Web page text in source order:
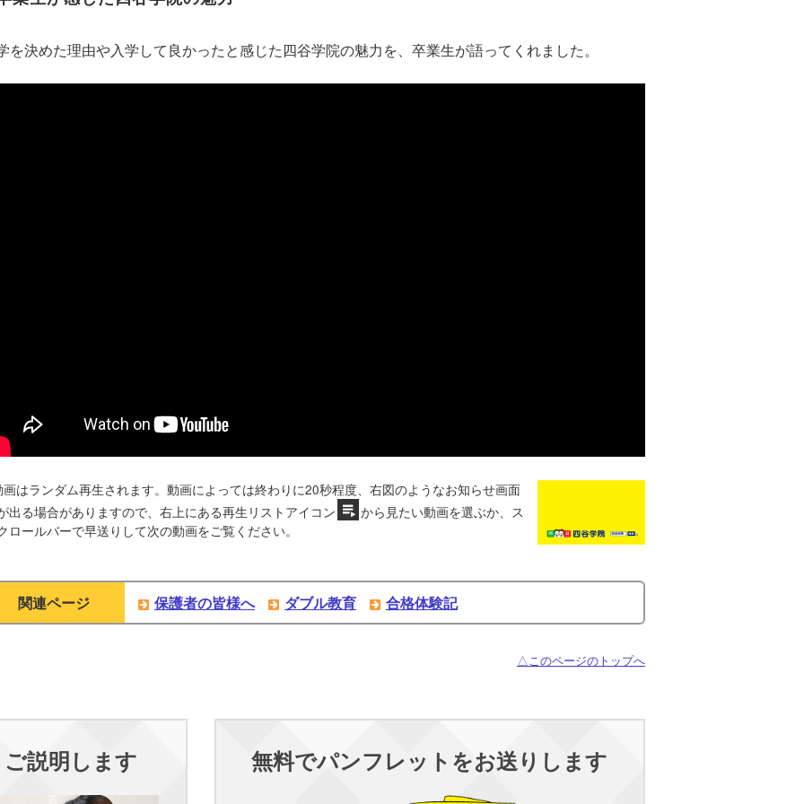
を決めた理由や入学して良かったと感じた四谷学院の魅力を、卒業生が語ってくれました。
画はランダム再生されます。動画によっては終わりに20秒程度、右図のようなお知らせ画面
出る場合がありますので、右上にある再生リストアイコン
から見たい動画を選ぶか、ス
ロールバーで早送りして次の動画をご覧ください。
関連ページ 保護者の皆様へ ダブル教育 合格体験記
△このページのトップへ
説明します 無料でパンフレットをお送りします